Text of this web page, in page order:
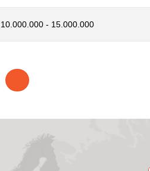
10.000.000 - 15.000.000